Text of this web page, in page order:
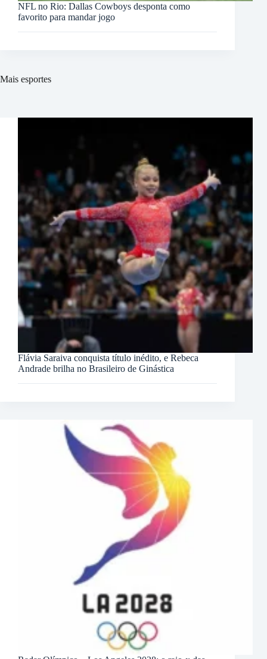
NFL no Rio: Dallas Cowboys desponta como
favorito para mandar jogo
Mais esportes
Flávia Saraiva conquista título inédito, e Rebeca
Andrade brilha no Brasileiro de Ginástica